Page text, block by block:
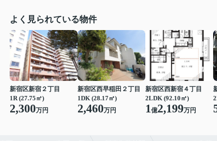
よく見られている物件
新宿区新宿２丁目
1R (27.75㎡)
2,300万円
新宿区西早稲田２丁目
1DK (28.17㎡)
2,460万円
新宿区西新宿４丁目
2LDK (92.10㎡)
1億2,199万円